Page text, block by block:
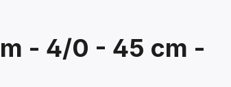
- 4/0 - 45 cm -